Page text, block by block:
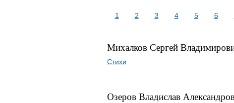
1 2 3 4 5 6
Михалков Сергей
Стихи
Озеров Владислав